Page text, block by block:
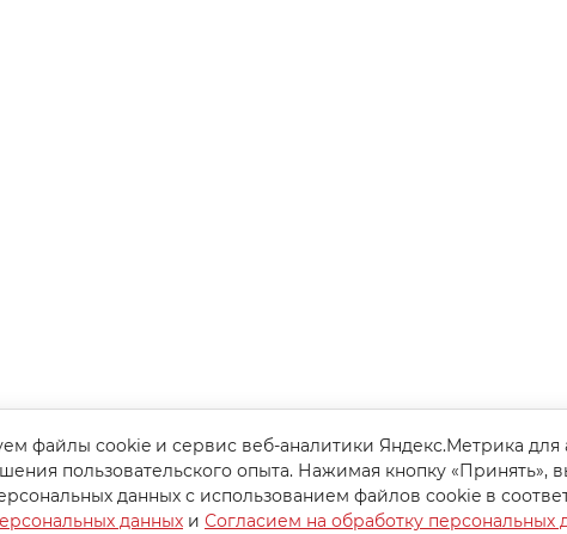
файлы cookie и сервис веб-аналитики Яндекс.Метрика для
пользовательского опыта. Нажимая кнопку «Принять»,
данных с использованием файлов cookie в
данных и Согласием на обработку персональных